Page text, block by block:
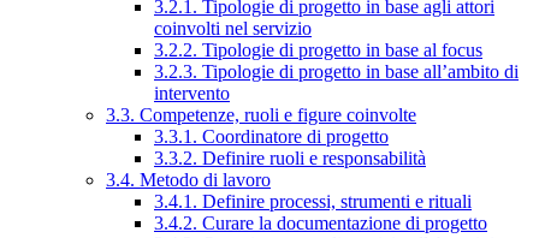
3.2.1. Tipologie di progetto in base agli attori
coinvolti nel servizio
3.2.2. Tipologie di progetto in base al focus
3.2.3. Tipologie di progetto in base all’ambito di
intervento
3.3. Competenze, ruoli e figure coinvolte
3.3.1. Coordinatore di progetto
3.3.2. Definire ruoli e responsabilità
3.4. Metodo di lavoro
3.4.1. Definire processi, strumenti e rituali
3.4.2. Curare la documentazione di progetto